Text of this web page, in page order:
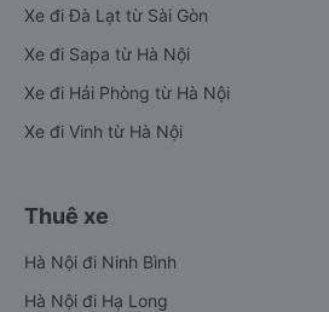
Xe đi Đà Lạt từ Sài Gòn
Xe đi Sapa từ Hà Nội
Xe đi Hải Phòng từ Hà Nội
Xe đi Vinh từ Hà Nội
Thuê xe
Hà Nội đi Ninh Bình
Hà Nội đi Hạ Long